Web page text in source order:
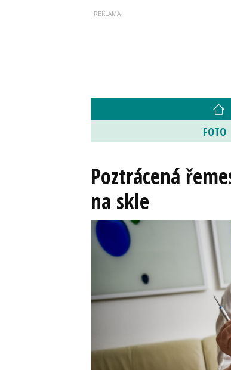
FOTO
Poztrácená
na skle